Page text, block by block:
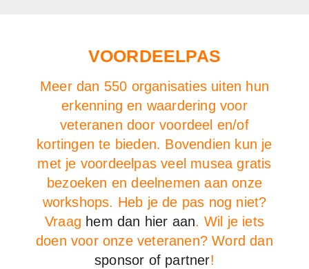
VOORDEELPAS
Meer dan 550 organisaties uiten hun
erkenning en waardering voor
veteranen door voordeel en/of
kortingen te bieden. Bovendien kun je
met je voordeelpas veel musea gratis
bezoeken en deelnemen aan onze
workshops. Heb je de pas nog niet?
Vraag hem dan hier aan. Wil je iets
doen voor onze veteranen? Word dan
sponsor of partner!